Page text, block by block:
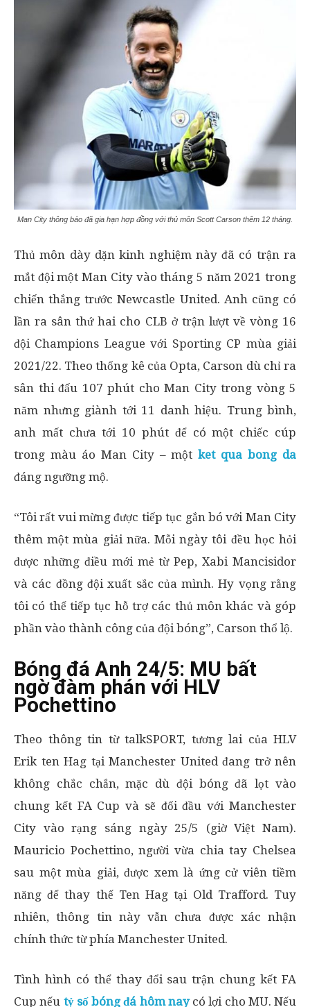
Man City thông báo đã gia hạn hợp đồng với thủ môn Scott Carson thêm 12 tháng.
Thủ môn dày dặn kinh nghiệm này đã có trận ra
mắt đội một Man City vào tháng 5 năm 2021 trong
chiến thắng trước Newcastle United. Anh cũng có
lần ra sân thứ hai cho CLB ở trận lượt về vòng 16
đội Champions League với Sporting CP mùa giải
2021/22. Theo thống kê của Opta, Carson dù chỉ ra
sân thi đấu 107 phút cho Man City trong vòng 5
năm nhưng giành tới 11 danh hiệu. Trung bình,
anh mất chưa tới 10 phút để có một chiếc cúp
trong màu áo Man City – mộtket qua bong da
đáng ngưỡng mộ.
“Tôi rất vui mừng được tiếp tục gắn bó với Man City
thêm một mùa giải nữa. Mỗi ngày tôi đều học hỏi
được những điều mới mẻ từ Pep, Xabi Mancisidor
và các đồng đội xuất sắc của mình. Hy vọng rằng
tôi có thể tiếp tục hỗ trợ các thủ môn khác và góp
phần vào thành công của đội bóng”, Carson thổ lộ.
Bóng đá Anh 24/5: MU bất
ngờ đàm phán với HLV
Pochettino
Theo thông tin từ talkSPORT, tương lai của HLV
Erik ten Hag tại Manchester United đang trở nên
không chắc chắn, mặc dù đội bóng đã lọt vào
chung kết FA Cup và sẽ đối đầu với Manchester
City vào rạng sáng ngày 25/5 (giờ Việt Nam).
Mauricio Pochettino, người vừa chia tay Chelsea
sau một mùa giải, được xem là ứng cử viên tiềm
năng để thay thế Ten Hag tại Old Trafford. Tuy
nhiên, thông tin này vẫn chưa được xác nhận
chính thức từ phía Manchester United.
Tình hình có thể thay đổi sau trận chung kết FA
Cup nếu tỷ số bóng đá hôm naycó lợi cho MU. Nếu